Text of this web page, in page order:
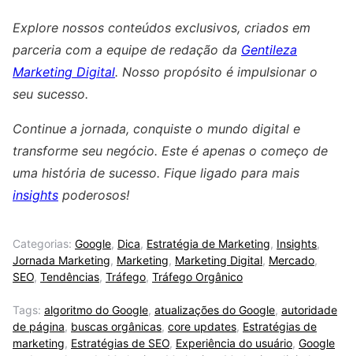
Explore nossos conteúdos exclusivos, criados em
parceria com a equipe de redação da Gentileza
Marketing Digital. Nosso propósito é impulsionar o
seu sucesso.
Continue a jornada, conquiste o mundo digital e
transforme seu negócio. Este é apenas o começo de
uma história de sucesso. Fique ligado para mais
insights poderosos!
Categorias: Google, Dica, Estratégia de Marketing, Insights,
Jornada Marketing, Marketing, Marketing Digital, Mercado,
SEO, Tendências, Tráfego, Tráfego Orgânico
Tags: algoritmo do Google, atualizações do Google, autoridade
de página, buscas orgânicas, core updates, Estratégias de
marketing, Estratégias de SEO, Experiência do usuário, Google